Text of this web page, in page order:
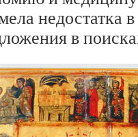
недостатка
в